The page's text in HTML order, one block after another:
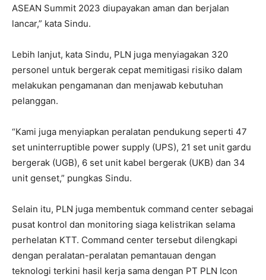
ASEAN Summit 2023 diupayakan aman dan berjalan
lancar,” kata Sindu.
Lebih lanjut, kata Sindu, PLN juga menyiagakan 320
personel untuk bergerak cepat memitigasi risiko dalam
melakukan pengamanan dan menjawab kebutuhan
pelanggan.
“Kami juga menyiapkan peralatan pendukung seperti 47
set uninterruptible power supply (UPS), 21 set unit gardu
bergerak (UGB), 6 set unit kabel bergerak (UKB) dan 34
unit genset,” pungkas Sindu.
Selain itu, PLN juga membentuk command center sebagai
pusat kontrol dan monitoring siaga kelistrikan selama
perhelatan KTT. Command center tersebut dilengkapi
dengan peralatan-peralatan pemantauan dengan
teknologi terkini hasil kerja sama dengan PT PLN Icon